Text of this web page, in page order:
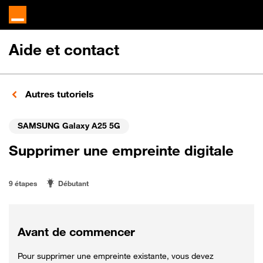
Aide et contact
Autres tutoriels
SAMSUNG Galaxy A25 5G
Supprimer une empreinte digitale
9 étapes Débutant
Avant de commencer
Pour supprimer une empreinte existante, vous devez